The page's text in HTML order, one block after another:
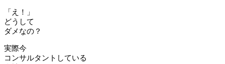
「え！」
どうして
ダメなの？
実際今
コンサルタントしている